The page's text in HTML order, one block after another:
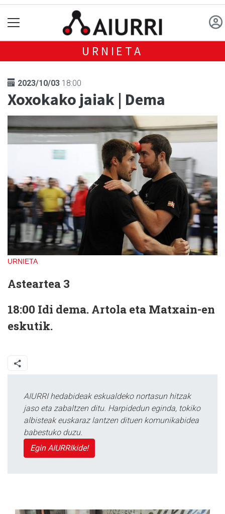
URNIETA
2023/10/03 18:00
Xoxokako jaiak | Dema
URNIETA
Asteartea 3
18:00 Idi dema. Artola eta Matxain-en
eskutik.
AIURRI hedabideak eskualdeko nortasun hitzak
jaso eta zabaltzen ditu. Harpidedun eginda, tokiko
albisteak euskaraz lantzen dituen komunikabidea
babestuko duzu.
Egin AIURRIkide!